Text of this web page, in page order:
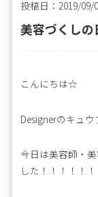
投稿日：2019/09/
美容づくし
こんにちは☆
Designerのキュ
今日は美容師・
した！！！！！！